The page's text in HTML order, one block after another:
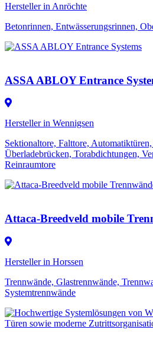
Hersteller in Anröchte
Betonrinnen, Entwässerungsrinnen,
ASSA ABLOY Entrance
Hersteller in Wennigsen
Sektionaltore, Falttore,
Überladebrücken, Torabdichtungen,
Reinraumtore
Attaca-Breedveld mobile
Hersteller in Horssen
Trennwände, Glastrennwände,
Systemtrennwände